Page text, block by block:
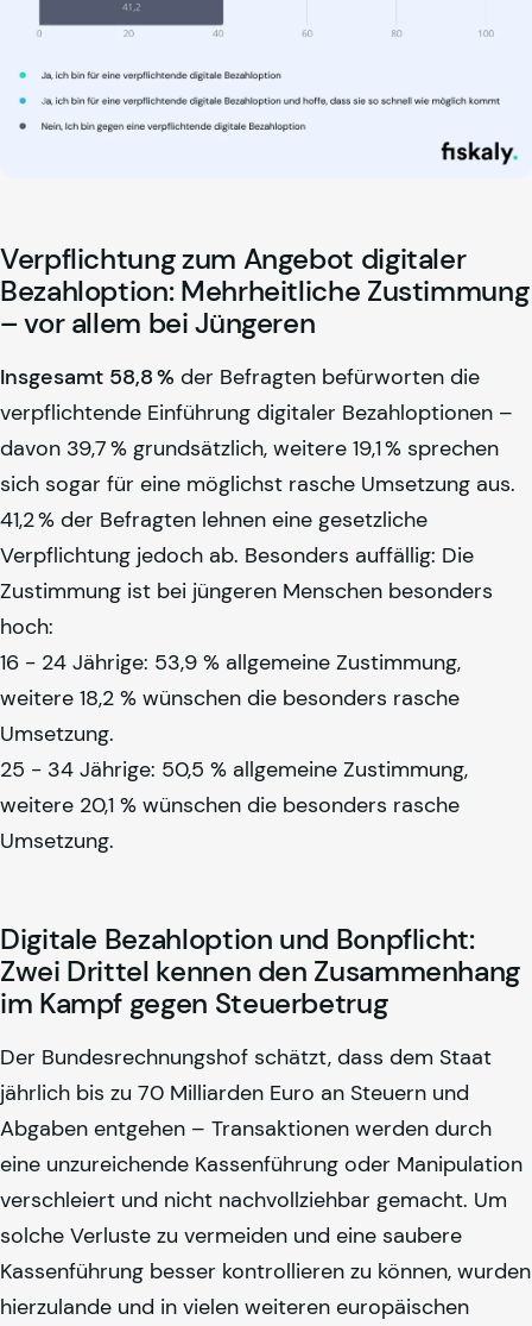
Verpflichtung zum Angebot digitaler
Bezahloption: Mehrheitliche Zustimmung
– vor allem bei Jüngeren
Insgesamt 58,8 % der Befragten befürworten die
verpflichtende Einführung digitaler Bezahloptionen –
davon 39,7 % grundsätzlich, weitere 19,1 % sprechen
sich sogar für eine möglichst rasche Umsetzung aus.
41,2 % der Befragten lehnen eine gesetzliche
Verpflichtung jedoch ab. Besonders auffällig: Die
Zustimmung ist bei jüngeren Menschen besonders
hoch:
16 - 24 Jährige: 53,9 % allgemeine Zustimmung,
weitere 18,2 % wünschen die besonders rasche
Umsetzung.
25 - 34 Jährige: 50,5 % allgemeine Zustimmung,
weitere 20,1 % wünschen die besonders rasche
Umsetzung.
Digitale Bezahloption und Bonpflicht:
Zwei Drittel kennen den Zusammenhang
im Kampf gegen Steuerbetrug
Der Bundesrechnungshof schätzt, dass dem Staat
jährlich bis zu 70 Milliarden Euro an Steuern und
Abgaben entgehen – Transaktionen werden durch
eine unzureichende Kassenführung oder Manipulation
verschleiert und nicht nachvollziehbar gemacht. Um
solche Verluste zu vermeiden und eine saubere
Kassenführung besser kontrollieren zu können, wurden
hierzulande und in vielen weiteren europäischen